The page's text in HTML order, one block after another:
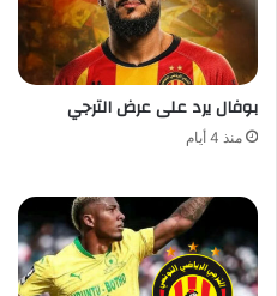
بوفال يرد على عرض الترجي
منذ 4 أيام